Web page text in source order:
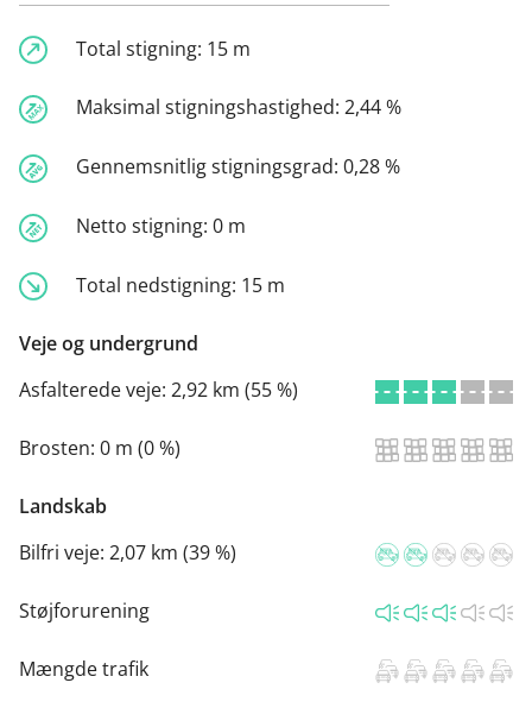
Total stigning: 15 m
Maksimal stigningshastighed: 2,44 %
Gennemsnitlig stigningsgrad: 0,28 %
Netto stigning: 0 m
Total nedstigning: 15 m
Veje og undergrund
Asfalterede veje: 2,92 km (55 %)
Brosten: 0 m (0 %)
Landskab
Bilfri veje: 2,07 km (39 %)
Støjforurening
Mængde trafik